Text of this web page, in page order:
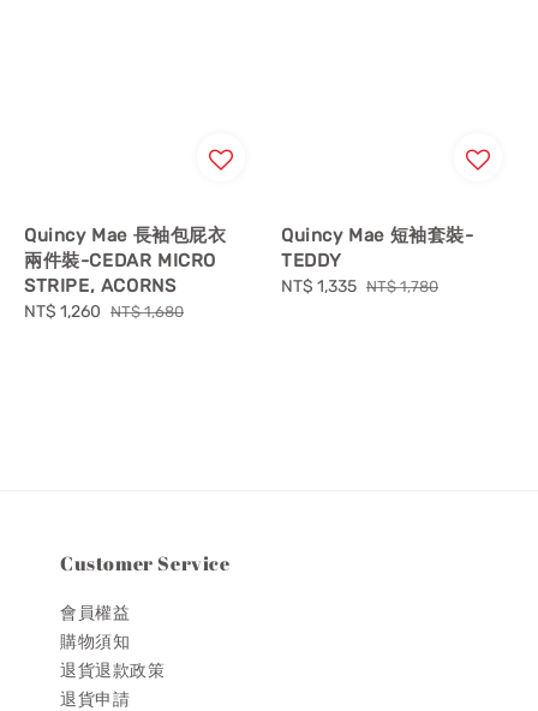
Quincy Mae 長袖包屁衣
兩件裝-CEDAR MICRO
STRIPE, ACORNS
Sale
NT$ 1,260 Regular
NT$ 1,680
Quincy Mae 短袖套裝-
TEDDY
Sale
NT$ 1,335 Regular
NT$ 1,780
Customer Service
會員權益
購物須知
退貨退款政策
退貨申請